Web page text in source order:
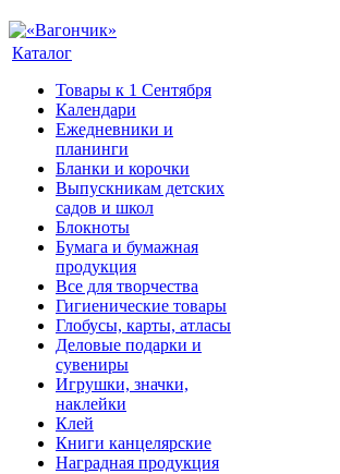
Каталог
Товары к 1 Сентября
Календари
Ежедневники и
планинги
Бланки и корочки
Выпускникам детских
садов и школ
Блокноты
Бумага и бумажная
продукция
Все для творчества
Гигиенические товары
Глобусы, карты, атласы
Деловые подарки и
сувениры
Игрушки, значки,
наклейки
Клей
Книги канцелярские
Наградная продукция